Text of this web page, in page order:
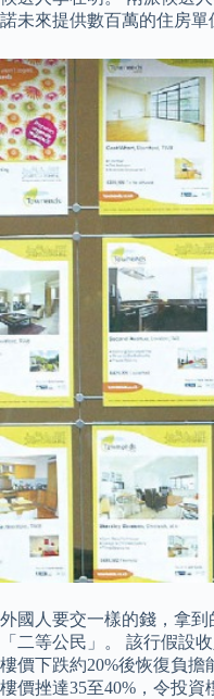
諾未來提供數百萬的住房單
外國人要交一樣的錢，拿
「二等公民」。 該行假設
樓價下跌約20%後恢復負
樓價挫達35至40%，令投